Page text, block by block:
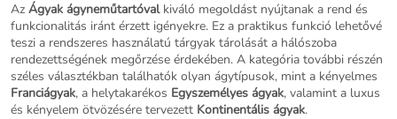
Az Ágyak ágyneműtartóvalkiváló megoldást nyújtanak a rend és
funkcionalitás iránt érzett igényekre. Ez a praktikus funkció lehetővé
teszi a rendszeres használatú tárgyak tárolását a hálószoba
rendezettségének megőrzése érdekében. A kategória további részén
széles választékban találhatók olyan ágytípusok, mint a kényelmes
Franciágyak, a helytakarékos Egyszemélyes ágyak, valamint a luxus
és kényelem ötvözésére tervezett Kontinentális ágyak.